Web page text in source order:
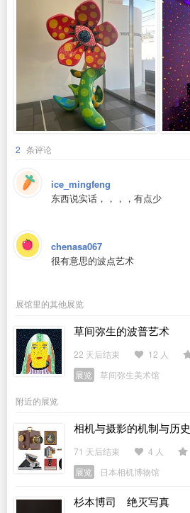
2 条评论
ice_mingfeng
东西说实话，，，，有点少
chenasa067
很有意思的波点艺术
展馆里的其他展览
草间弥生的波普艺术
22 天后结束 12 人
展览
草间弥生美术馆
附近的展览
相机与摄影的机制与历史
71 天后结束 4 人
展览
日本相机博物馆
杉本博司 绝灭写真